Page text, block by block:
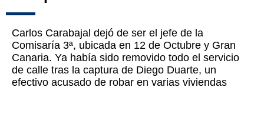
Carlos Carabajal dejó de ser el jefe de la
Comisaría 3ª, ubicada en 12 de Octubre y Gran
Canaria. Ya había sido removido todo el servicio
de calle tras la captura de Diego Duarte, un
efectivo acusado de robar en varias viviendas